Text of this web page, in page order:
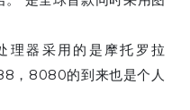
理器采用的是摩托罗拉
8080的到来也是个人